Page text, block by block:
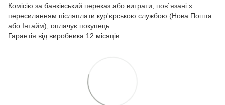
Комісію за банківський переказ або витрати, пов`язані з
пересиланням післяплати кур'єрською службою (Нова Пошта
або Інтайм), оплачує покупець.
Гарантія від виробника 12 місяців.